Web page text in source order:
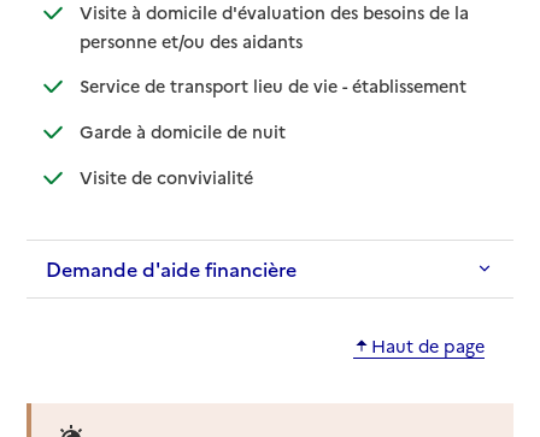
Visite à domicile d'évaluation des besoins de la
personne et/ou des aidants: disponible
: non disponible
Service de transport lieu de vie - établissement: disponible
: non
Garde à domicile de nuit: disponible
: non disponible
Visite de convivialité: disponible
: non disponible
Demande d'aide financière
Haut de page